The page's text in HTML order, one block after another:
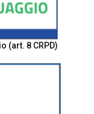
(art. 8 CRPD)